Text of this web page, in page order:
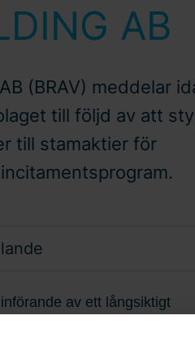
AB
(BRAV) meddelar
till följd av att
till stamaktier för
av ett långsiktigt